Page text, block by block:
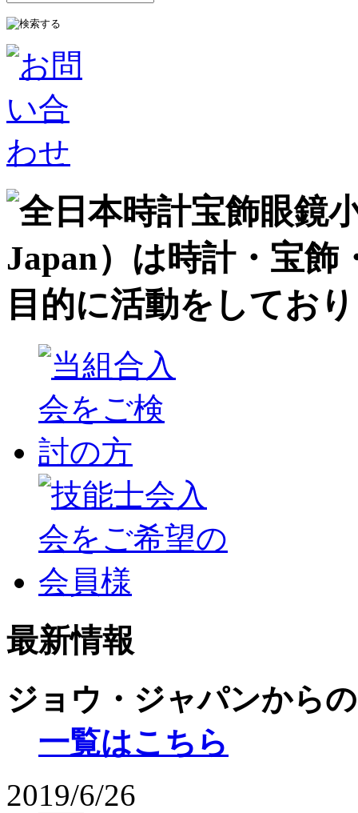
最新情報
ジョウ・ジャパンから
一覧はこちら
2019/6/26